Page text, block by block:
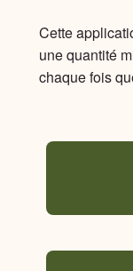
Cette
une quantité
chaque fois